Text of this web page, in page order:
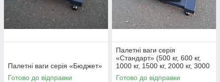
Палетні ваги серія «Бюджет»
Готово до відправки
Палетні ваги серія
«Стандарт» (500 кг, 600 кг,
1000 кг, 1500 кг, 2000 кг, 3000
кг)
Готово до відправки